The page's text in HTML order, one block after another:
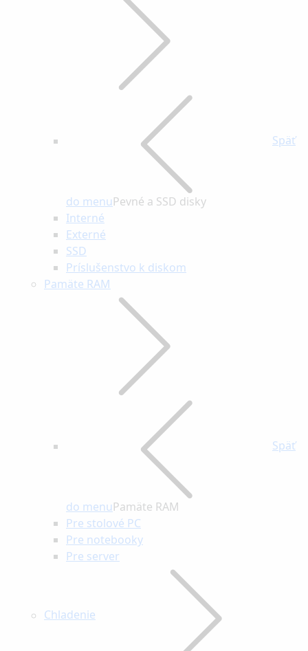
Späť
do menuPevné a SSD disky
Interné
Externé
SSD
Príslušenstvo k diskom
Pamäte RAM
Späť
do menuPamäte RAM
Pre stolové PC
Pre notebooky
Pre server
Chladenie